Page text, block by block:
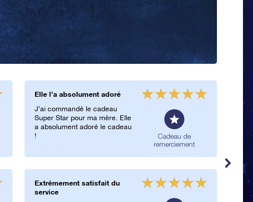
Elle l’a absolument adoré
J’ai commandé le cadeau
Super Star pour ma mère. Elle
a absolument adoré le cadeau
!
Cadeau de
remerciement
Extrêmement satisfait du
service